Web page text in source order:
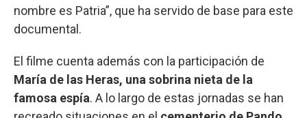
nombre es Patria”, que ha servido de base para este
documental.
El filme cuenta además con la participación de
María de las Heras, una sobrina nieta de la
famosa espía. A lo largo de estas jornadas se han